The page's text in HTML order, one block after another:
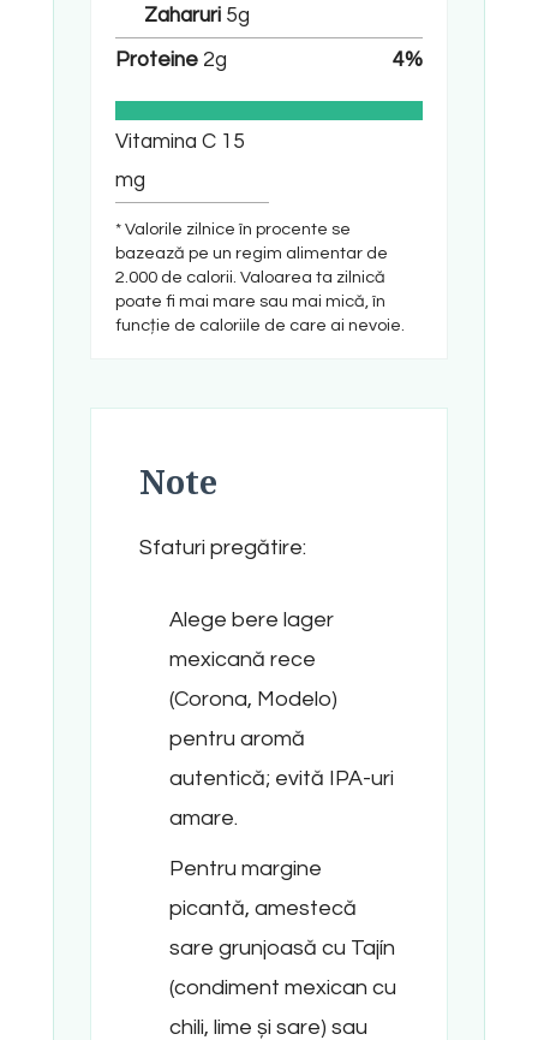
Zaharuri 5g
Proteine 2g 4%
Vitamina C 15
mg
* Valorile zilnice în procente se
bazează pe un regim alimentar de
2.000 de calorii. Valoarea ta zilnică
poate fi mai mare sau mai mică, în
funcție de caloriile de care ai nevoie.
Note
Sfaturi pregătire:
Alege bere lager
mexicană rece
(Corona, Modelo)
pentru aromă
autentică; evită IPA-uri
amare.
Pentru margine
picantă, amestecă
sare grunjoasă cu Tajín
(condiment mexican cu
chili, lime și sare) sau